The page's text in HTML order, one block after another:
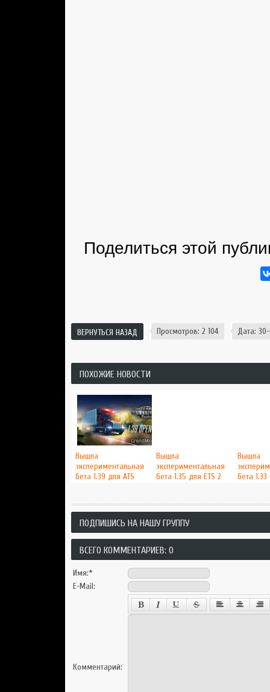
Поделиться этой
ВЕРНУТЬСЯ НАЗАД Просмотров: 2 104 Дата: 30-
ПОХОЖИЕ НОВОСТИ
Вышла
экспериментальная
бета 1.39 для ATS
Вышла
экспериментальная
бета 1.35 для ETS 2
Вышла
бета 1.33
ПОДПИШИСЬ НА НАШУ ГРУППУ
ВСЕГО КОММЕНТАРИЕВ: 0
Имя:*
E-Mail:
Комментарий: